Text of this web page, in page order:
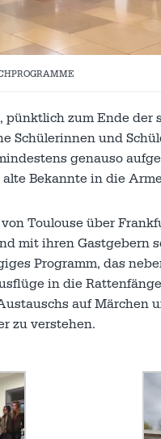
zum Ende der
Schülerinnen und
genauso
Bekannte in die
Toulouse über
mit ihren Gastgebern
Programm, das
in die
auf Märchen
zu verstehen.